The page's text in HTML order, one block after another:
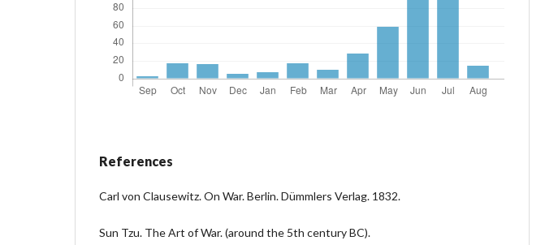
References
Carl von Clausewitz. On War. Berlin. Dümmlers Verlag. 1832.
Sun Tzu. The Art of War. (around the 5th century BC).